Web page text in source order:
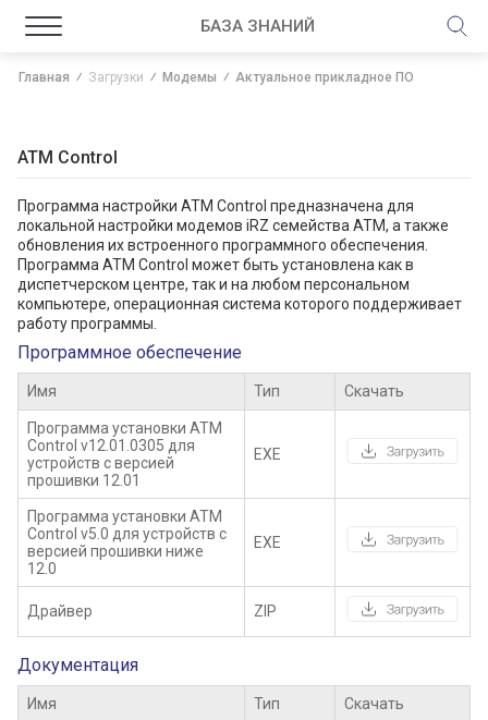
БАЗА ЗНАНИЙ
Главная Загрузки Модемы Актуальное прикладное ПО
ATM Control
Программа настройки ATM Control предназначена для
локальной настройки модемов iRZ семейства ATM, а также
обновления их встроенного программного обеспечения.
Программа ATM Control может быть установлена как в
диспетчерском центре, так и на любом персональном
компьютере, операционная система которого поддерживает
работу программы.
Программное обеспечение
Имя Тип Скачать
Программа установки ATM
Control v12.01.0305 для
устройств с версией
прошивки 12.01
EXE
Программа установки ATM
Control v5.0 для устройств с
версией прошивки ниже
12.0
EXE
Драйвер ZIP
Документация
Имя Тип Скачать